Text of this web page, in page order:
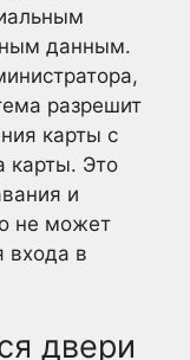
данным.
разрешит
карты с
карты. Это
и
не может
входа в
двери